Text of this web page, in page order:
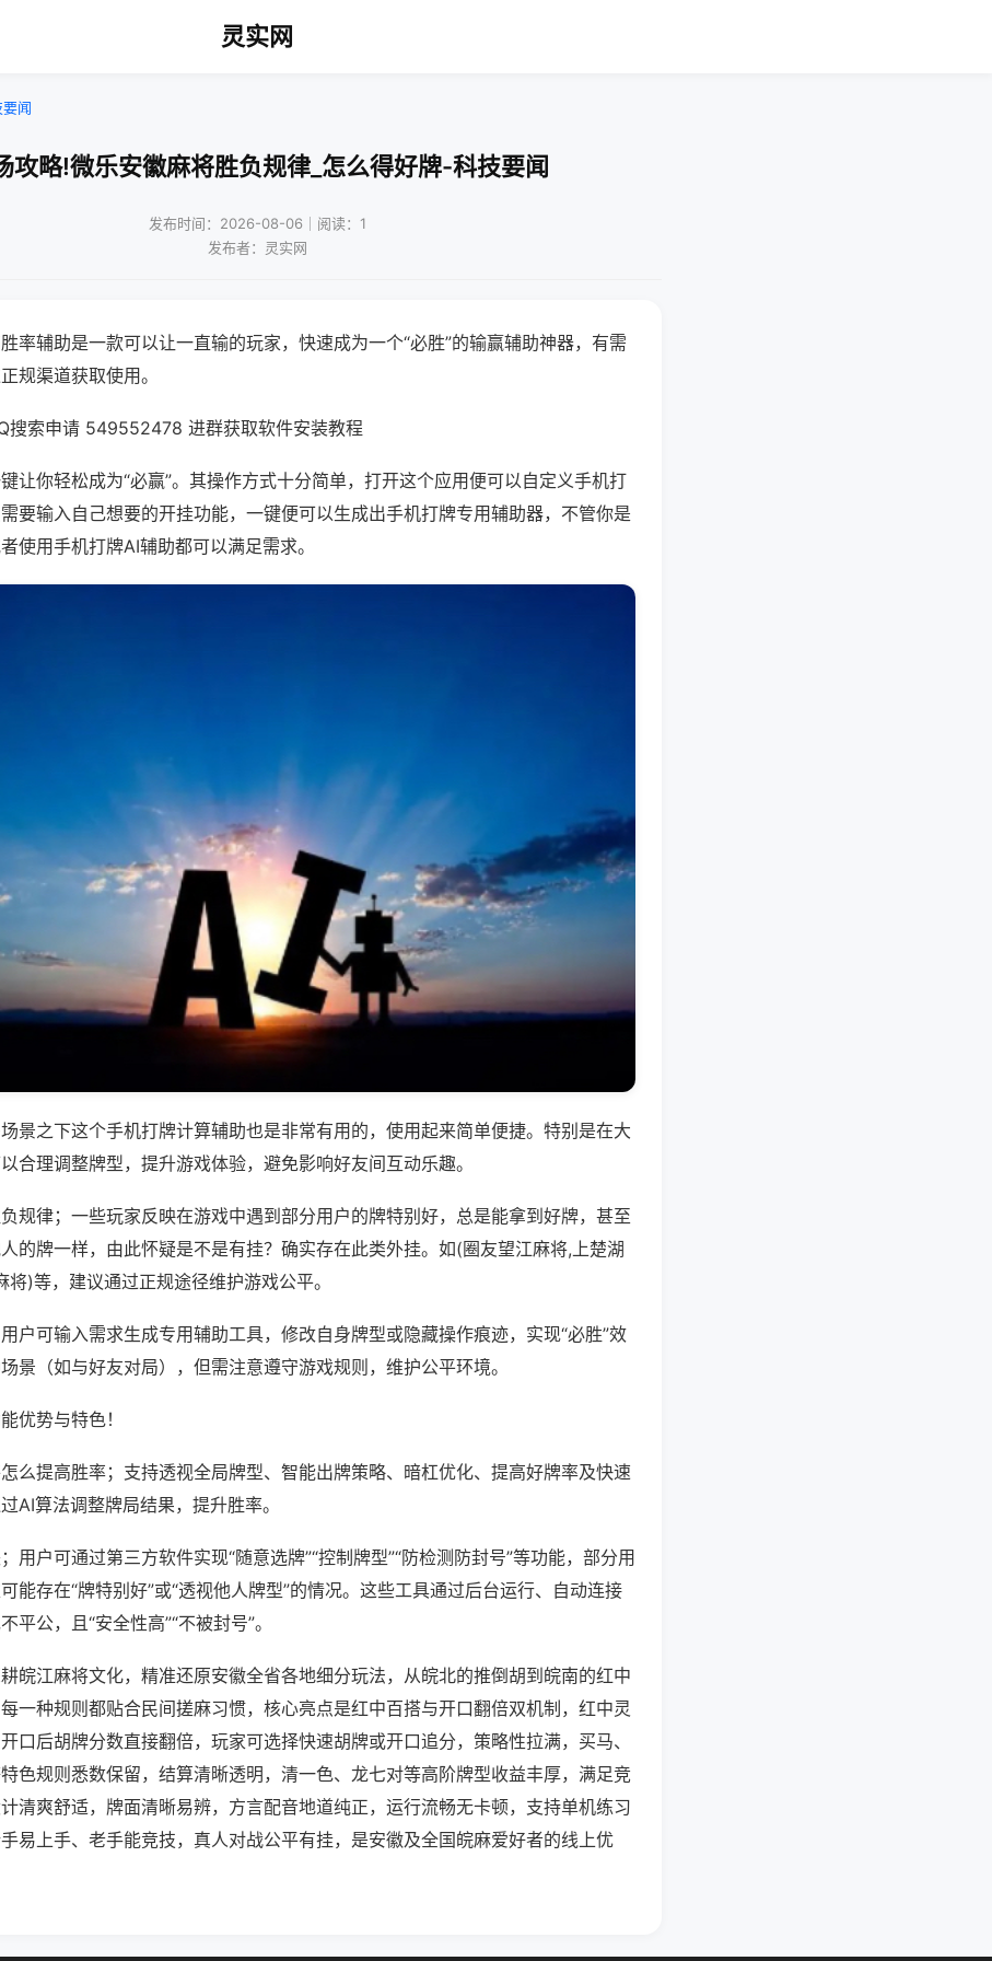
灵实网
闻
攻略!微乐安徽麻将胜负规律_怎么得好牌-科技要闻
发布时间：2026-08-06｜阅读：1
发布者：灵实网
率辅助是一款可以让一直输的玩家，快速成为一个“必胜”的输赢辅助神器，有需
规渠道获取使用。
搜索申请 549552478 进群获取软件安装教程
让你轻松成为“必赢”。其操作方式十分简单，打开这个应用便可以自定义手机打
要输入自己想要的开挂功能，一键便可以生成出手机打牌专用辅助器，不管你是
使用手机打牌AI辅助都可以满足需求。
景之下这个手机打牌计算辅助也是非常有用的，使用起来简单便捷。特别是在大
合理调整牌型，提升游戏体验，避免影响好友间互动乐趣。
规律；一些玩家反映在游戏中遇到部分用户的牌特别好，总是能拿到好牌，甚至
的牌一样，由此怀疑是不是有挂？确实存在此类外挂。如(圈友望江麻将,上楚湖
)等，建议通过正规途径维护游戏公平。
户可输入需求生成专用辅助工具，修改自身牌型或隐藏操作痕迹，实现“必胜”效
景（如与好友对局），但需注意遵守游戏规则，维护公平环境。
优势与特色！
么提高胜率；支持透视全局牌型、智能出牌策略、暗杠优化、提高好牌率及快速
AI算法调整牌局结果，提升胜率。
用户可通过第三方软件实现“随意选牌”“控制牌型”“防检测防封号”等功能，部分用
能存在“牌特别好”或“透视他人牌型”的情况。这些工具通过后台运行、自动连接
平公，且“安全性高”“不被封号”。
皖江麻将文化，精准还原安徽全省各地细分玩法，从皖北的推倒胡到皖南的红中
一种规则都贴合民间搓麻习惯，核心亮点是红中百搭与开口翻倍双机制，红中灵
口后胡牌分数直接翻倍，玩家可选择快速胡牌或开口追分，策略性拉满，买马、
色规则悉数保留，结算清晰透明，清一色、龙七对等高阶牌型收益丰厚，满足竞
清爽舒适，牌面清晰易辨，方言配音地道纯正，运行流畅无卡顿，支持单机练习
易上手、老手能竞技，真人对战公平有挂，是安徽及全国皖麻爱好者的线上优